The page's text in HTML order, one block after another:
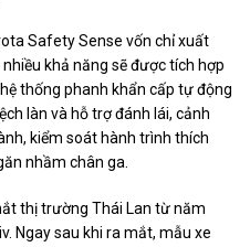
Safety Sense vốn chỉ xuất
khả năng sẽ được tích hợp
thống phanh khẩn cấp tự động
làn và hỗ trợ đánh lái, cảnh
kiểm soát hành trình thích
nhầm chân ga.
thị trường Thái Lan từ năm
Ngay sau khi ra mắt, mẫu xe